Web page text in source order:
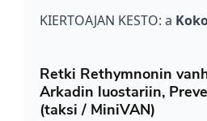
KIERTOAJAN KESTO: a
Retki Rethymnonin
Arkadin luostariin,
(taksi / MiniVAN)